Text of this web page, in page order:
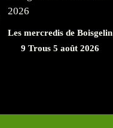
Les mercredis de Boisgelin
9 Trous 5 août 2026